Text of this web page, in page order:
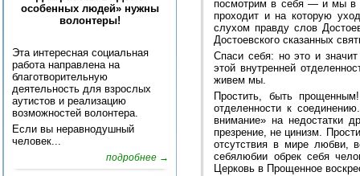
особенных людей» нужны
волонтеры!
Эта интересная социальная
работа направлена на
благотворительную
деятельность для взрослых
аутистов и реализацию
возможностей волонтера.
Если вы неравнодушный
человек...
подробнее →
посмотрим в себя — и мы в
проходит и на которую
слухом правду слов
Достоевского сказанных
Спаси себя: но это и
этой внутренней
живем мы.
Простить, быть
отделенности к
внимание» на недостатки
презрение, не цинизм.
отсутствия в мире любви,
себялюбии обрек себя
Церковь в Прощенное